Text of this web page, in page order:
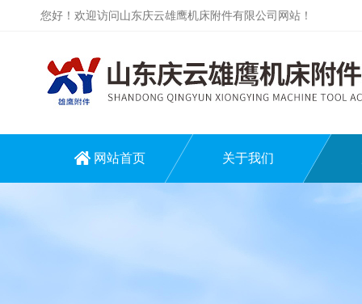
您好！欢迎访问山东庆云雄鹰机床附件有限公司网站！
网站首页 关于我们